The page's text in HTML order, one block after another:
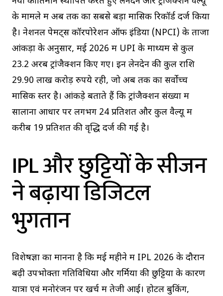
के मामले में अब तक का सबसे बड़ा मासिक रिकॉर्ड दर्ज किया
है। नेशनल पेमेंट्स कॉरपोरेशन ऑफ इंडिया (NPCI) के ताजा
आंकड़ों के अनुसार, मई 2026 में UPI के माध्यम से कुल
23.2 अरब ट्रांजैक्शन किए गए। इन लेनदेन की कुल राशि
29.90 लाख करोड़ रुपये रही, जो अब तक का सर्वोच्च
मासिक स्तर है। आंकड़े बताते हैं कि ट्रांजैक्शन संख्या में
सालाना आधार पर लगभग 24 प्रतिशत और कुल वैल्यू में
करीब 19 प्रतिशत की वृद्धि दर्ज की गई है।
IPL और छुट्टियों के सीजन
ने बढ़ाया डिजिटल
भुगतान
विशेषज्ञों का मानना है कि मई महीने में IPL 2026 के दौरान
बढ़ी उपभोक्ता गतिविधियों और गर्मियों की छुट्टियों के कारण
यात्रा एवं मनोरंजन पर खर्च में तेजी आई। होटल बुकिंग,